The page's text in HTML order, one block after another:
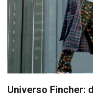
Universo Fincher: